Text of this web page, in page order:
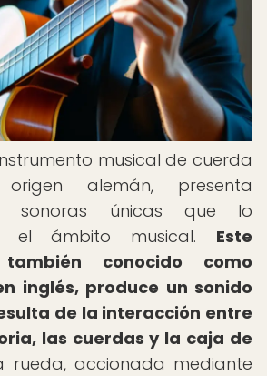
musical de cuerda
alemán, presenta
sonoras únicas que lo
el ámbito musical. Este
también conocido como
inglés, produce un sonido
de la interacción entre
las cuerdas y la caja de
rueda, accionada mediante